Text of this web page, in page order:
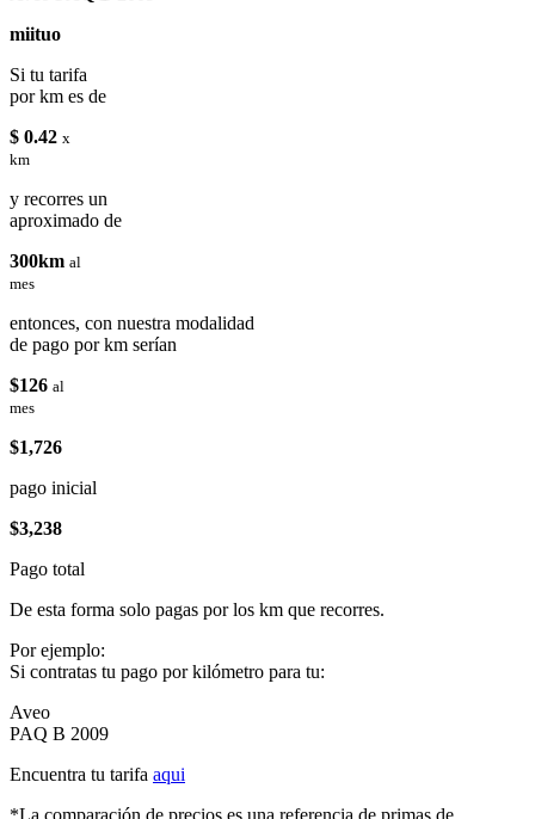
miituo
Si tu tarifa
por km es de
$ 0.42 x
km
y recorres un
aproximado de
300km al
mes
entonces, con nuestra modalidad
de pago por km serían
$126 al
mes
$1,726
pago inicial
$3,238
Pago total
De esta forma solo pagas por los km que recorres.
Por ejemplo:
Si contratas tu pago por kilómetro para tu:
Aveo
PAQ B 2009
Encuentra tu tarifa aqui
*La comparación de precios es una referencia de primas de